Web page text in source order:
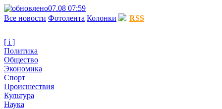
07.08 07:59
Все новости Фотолента Колонки RSS
[ i ]
Политика
Общество
Экономика
Спорт
Происшествия
Культура
Наука